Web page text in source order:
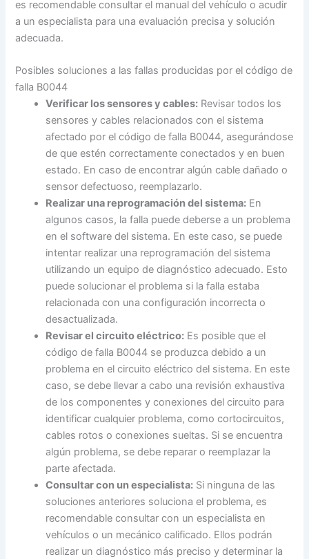
es recomendable consultar el manual del vehículo o acudir
a un especialista para una evaluación precisa y solución
adecuada.
Posibles soluciones a las fallas producidas por el código de
falla B0044
Verificar los sensores y cables: Revisar todos los
sensores y cables relacionados con el sistema
afectado por el código de falla B0044, asegurándose
de que estén correctamente conectados y en buen
estado. En caso de encontrar algún cable dañado o
sensor defectuoso, reemplazarlo.
Realizar una reprogramación del sistema: En
algunos casos, la falla puede deberse a un problema
en el software del sistema. En este caso, se puede
intentar realizar una reprogramación del sistema
utilizando un equipo de diagnóstico adecuado. Esto
puede solucionar el problema si la falla estaba
relacionada con una configuración incorrecta o
desactualizada.
Revisar el circuito eléctrico: Es posible que el
código de falla B0044 se produzca debido a un
problema en el circuito eléctrico del sistema. En este
caso, se debe llevar a cabo una revisión exhaustiva
de los componentes y conexiones del circuito para
identificar cualquier problema, como cortocircuitos,
cables rotos o conexiones sueltas. Si se encuentra
algún problema, se debe reparar o reemplazar la
parte afectada.
Consultar con un especialista: Si ninguna de las
soluciones anteriores soluciona el problema, es
recomendable consultar con un especialista en
vehículos o un mecánico calificado. Ellos podrán
realizar un diagnóstico más preciso y determinar la